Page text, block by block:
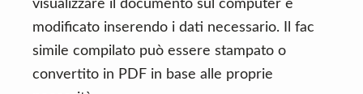
visualizzare il documento sul computer e
modificato inserendo i dati necessario. Il fac
simile compilato può essere stampato o
convertito in PDF in base alle proprie